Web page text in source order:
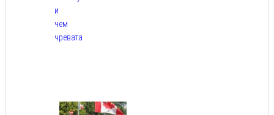
и
чем
чревата